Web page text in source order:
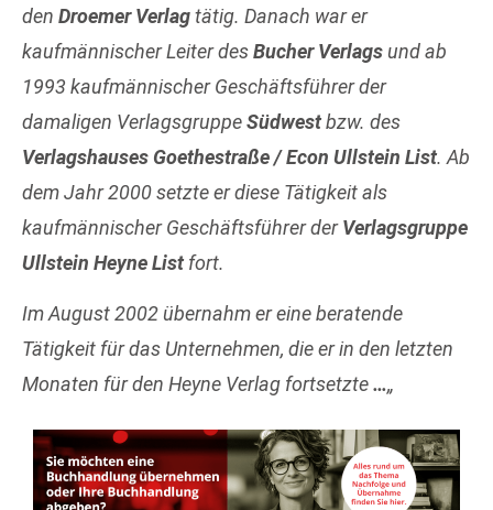
den Droemer Verlagtätig. Danach war er
kaufmännischer Leiter desBucher Verlags und ab
1993 kaufmännischer Geschäftsführer der
damaligen VerlagsgruppeSüdwestbzw. des
Verlagshauses Goethestraße / Econ Ullstein List. Ab
dem Jahr 2000 setzte er diese Tätigkeit als
kaufmännischer Geschäftsführer derVerlagsgruppe
Ullstein Heyne Listfort.
Im August 2002 übernahm er eine beratende
Tätigkeit für das Unternehmen, die er in den letzten
Monaten für den Heyne Verlag fortsetzte…„